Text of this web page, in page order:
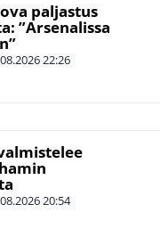
paljastus
”Arsenalissa
22:26
20:54